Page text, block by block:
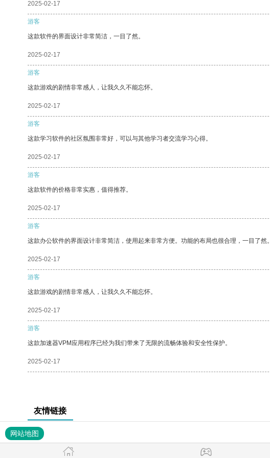
2025-02-17
游客
这款软件的界面设计非常简洁，一目了然。
2025-02-17
游客
这款游戏的剧情非常感人，让我久久不能忘怀。
2025-02-17
游客
这款学习软件的社区氛围非常好，可以与其他学习者交流学习心得。
2025-02-17
游客
这款软件的价格非常实惠，值得推荐。
2025-02-17
游客
这款办公软件的界面设计非常简洁，使用起来非常方便。功能的布局也很合理，一目了然。
2025-02-17
游客
这款游戏的剧情非常感人，让我久久不能忘怀。
2025-02-17
游客
这款加速器VPM应用程序已经为我们带来了无限的流畅体验和安全性保护。
2025-02-17
友情链接
网站地图